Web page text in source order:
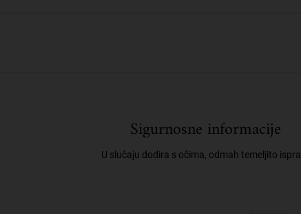
Sigurnosne informacije
U slučaju dodira s očima, odmah temeljito